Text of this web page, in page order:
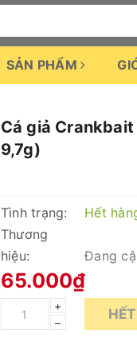
SẢN PHẨM
Cá giả
9,7g)
Tình trạng:
Hết
Thương
hiệu:
Đang
65.000₫
+
–